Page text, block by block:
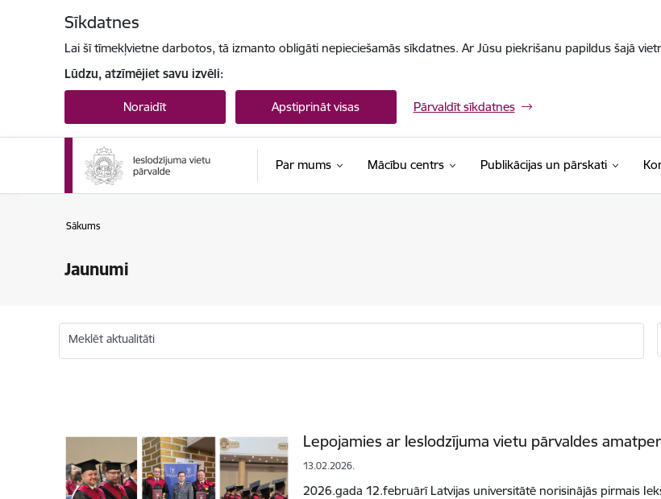
Sīkdatnes
Lai šī tīmekļvietne darbotos, tā izmanto obligāti nepieciešamās sīkdatnes. Ar Jūsu piekrišanu papildus šajā
Lūdzu, atzīmējiet savu izvēli:
Noraidīt Apstiprināt visas Pārvaldīt sīkdatnes
Par mums Mācību centrs Publikācijas un pārskati
Sākums
Jaunumi
Meklēt aktualitāti
Lepojamies ar Ieslodzījuma vietu pārvaldes
13.02.2026.
2026.gada 12.februārī Latvijas universitātē norisinājās pirmais